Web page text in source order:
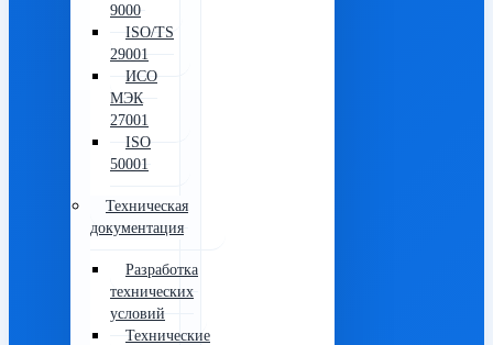
9000
ISO/TS
29001
ИСО
МЭК
27001
ISO
50001
Техническая
документация
Разработка
технических
условий
Технические